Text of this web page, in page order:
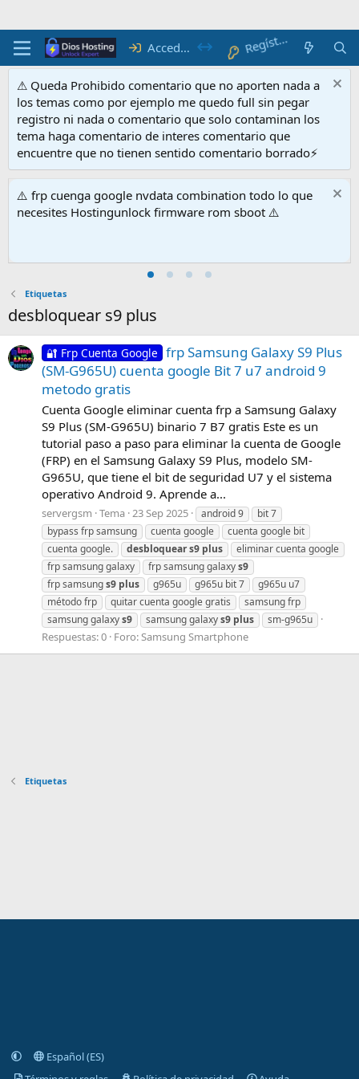
Acceder R
e
gí
st
r
at
e
⚠ Queda Prohibido comentario que no aporten nada a
los temas como por ejemplo me quedo full sin pegar
registro ni nada o comentario que solo contaminan los
tema haga comentario de interes comentario que
encuentre que no tienen sentido comentario borrado⚡
⚠️ frp cuenga google nvdata combination todo lo que
necesites Hostingunlock firmware rom sboot ⚠️
Etiquetas
desbloquear s9 plus
🔐 Frp Cuenta Google frp Samsung Galaxy S9 Plus
(SM-G965U) cuenta google Bit 7 u7 android 9
metodo gratis
Cuenta Google eliminar cuenta frp a Samsung Galaxy
S9 Plus (SM-G965U) binario 7 B7 gratis Este es un
tutorial paso a paso para eliminar la cuenta de Google
(FRP) en el Samsung Galaxy S9 Plus, modelo SM-
G965U, que tiene el bit de seguridad U7 y el sistema
operativo Android 9. Aprende a...
servergsm Tema 23 Sep 2025 android 9
bit 7
bypass frp samsung
cuenta google
cuenta google bit
cuenta google.
desbloquears9 plus
eliminar cuenta google
frp samsung galaxy
frp samsung galaxys9
frp samsungs9 plus g965u g965u bit 7
g965u u7
método frp
quitar cuenta google gratis
samsung frp
samsung galaxys9 samsung galaxys9 plus sm-g965u
Respuestas: 0 Foro:Samsung Smartphone
Etiquetas
Español (ES)